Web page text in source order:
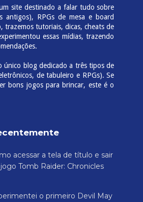
site destinado a falar tudo sobre
antigos), RPGs de mesa e board
trazemos tutoriais, dicas, cheats de
essas mídias, trazendo
único blog dedicado a três tipos de
de tabuleiro e RPGs). Se
bons jogos para brincar, este é o
acessar a tela de título e sair
Tomb Raider: Chronicles
o primeiro Devil May